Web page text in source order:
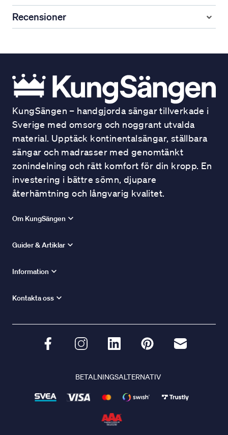
Recensioner
KungSängen – handgjorda sängar tillverkade i
Sverige med omsorg och noggrant utvalda
material. Upptäck kontinentalsängar, ställbara
sängar och madrasser med genomtänkt
zonindelning och rätt komfort för din kropp. En
investering i bättre sömn, djupare
återhämtning och långvarig kvalitet.
Om KungSängen
Guider & Artiklar
Information
Kontakta oss
BETALNINGSALTERNATIV